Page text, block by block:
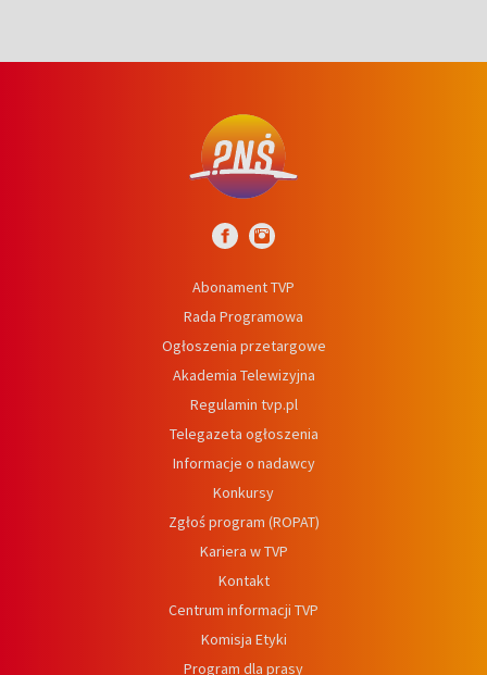
Abonament TVP
Rada Programowa
Ogłoszenia przetargowe
Akademia Telewizyjna
Regulamin tvp.pl
Telegazeta ogłoszenia
Informacje o nadawcy
Konkursy
Zgłoś program (ROPAT)
Kariera w TVP
Kontakt
Centrum informacji TVP
Komisja Etyki
Program dla prasy